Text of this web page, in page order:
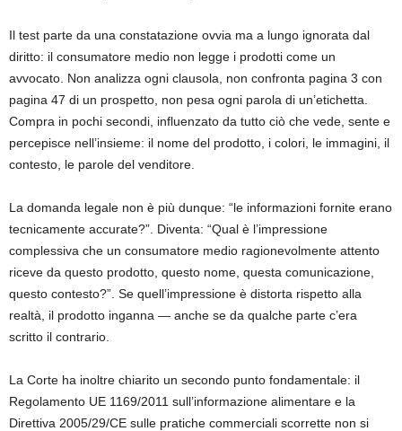
Il test parte da una constatazione ovvia ma a lungo ignorata dal
diritto: il consumatore medio non legge i prodotti come un
avvocato. Non analizza ogni clausola, non confronta pagina 3 con
pagina 47 di un prospetto, non pesa ogni parola di un’etichetta.
Compra in pochi secondi, influenzato da tutto ciò che vede, sente e
percepisce nell’insieme: il nome del prodotto, i colori, le immagini, il
contesto, le parole del venditore.
La domanda legale non è più dunque: “le informazioni fornite erano
tecnicamente accurate?”. Diventa: “Qual è l’impressione
complessiva che un consumatore medio ragionevolmente attento
riceve da questo prodotto, questo nome, questa comunicazione,
questo contesto?”. Se quell’impressione è distorta rispetto alla
realtà, il prodotto inganna — anche se da qualche parte c’era
scritto il contrario.
La Corte ha inoltre chiarito un secondo punto fondamentale: il
Regolamento UE 1169/2011 sull’informazione alimentare e la
Direttiva 2005/29/CE sulle pratiche commerciali scorrette non si